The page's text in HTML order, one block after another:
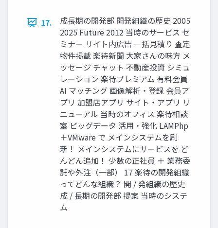
17.
成長期の開発部 開発組織の歴史 2005
2025 Future 2012 当時のサービス セ
ミナー サイト内広告 一括見積り 査定
物件掲載 楽待新聞 大家さんの味方 メ
ッセージ チャット 不動産投資 シミュ
レーション 楽待プレミアム 有料会員
AI マッチング 画像解析・登録 会員ア
プリ 加盟店アプリ サイト・アプリ リ
ニューアル 当時のオフィス 楽待相談
室 ビッグデータ 活用・強化 LAMPhp
＋VMware で メインシステムを刷
新！ メインシステムにサービスを ど
んどん追加！ 少数の正社員 ＋ 業務委
託や外注（一部） 17 楽待の開発組織
ってどんな組織？ 開 / 発組織の歴史
成 / 長期の開発部 提案 当時のシステ
ム